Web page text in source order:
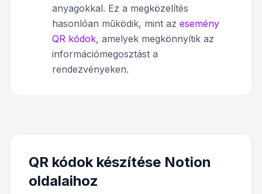
anyagokkal. Ez a megközelítés
hasonlóan működik, mint az esemény
QR kódok, amelyek megkönnyítik az
információmegosztást a
rendezvényeken.
QR kódok készítése Notion
oldalaihoz